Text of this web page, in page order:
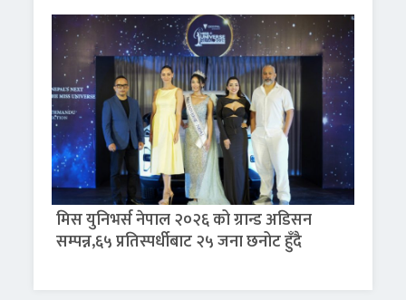
मिस युनिभर्स नेपाल २०२६ को ग्रान्ड अडिसन
सम्पन्न,६५ प्रतिस्पर्धीबाट २५ जना छनोट हुँदै